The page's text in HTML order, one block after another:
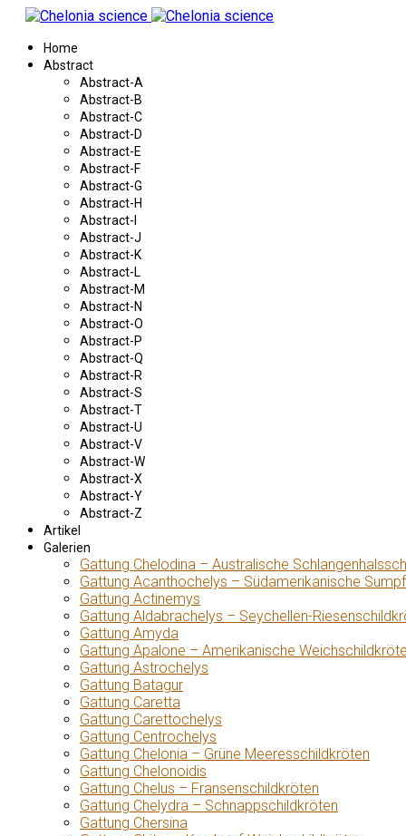
Home
Abstract
Abstract-A
Abstract-B
Abstract-C
Abstract-D
Abstract-E
Abstract-F
Abstract-G
Abstract-H
Abstract-I
Abstract-J
Abstract-K
Abstract-L
Abstract-M
Abstract-N
Abstract-O
Abstract-P
Abstract-Q
Abstract-R
Abstract-S
Abstract-T
Abstract-U
Abstract-V
Abstract-W
Abstract-X
Abstract-Y
Abstract-Z
Artikel
Galerien
Gattung Chelodina – Australische
Gattung Acanthochelys – Südamerikanische
Gattung Actinemys
Gattung Aldabrachelys – Seychellen-
Gattung Amyda
Gattung Apalone – Amerikanische
Gattung Astrochelys
Gattung Batagur
Gattung Caretta
Gattung Carettochelys
Gattung Centrochelys
Gattung Chelonia – Grüne Meeresschildkröten
Gattung Chelonoidis
Gattung Chelus – Fransenschildkröten
Gattung Chelydra – Schnappschildkröten
Gattung Chersina